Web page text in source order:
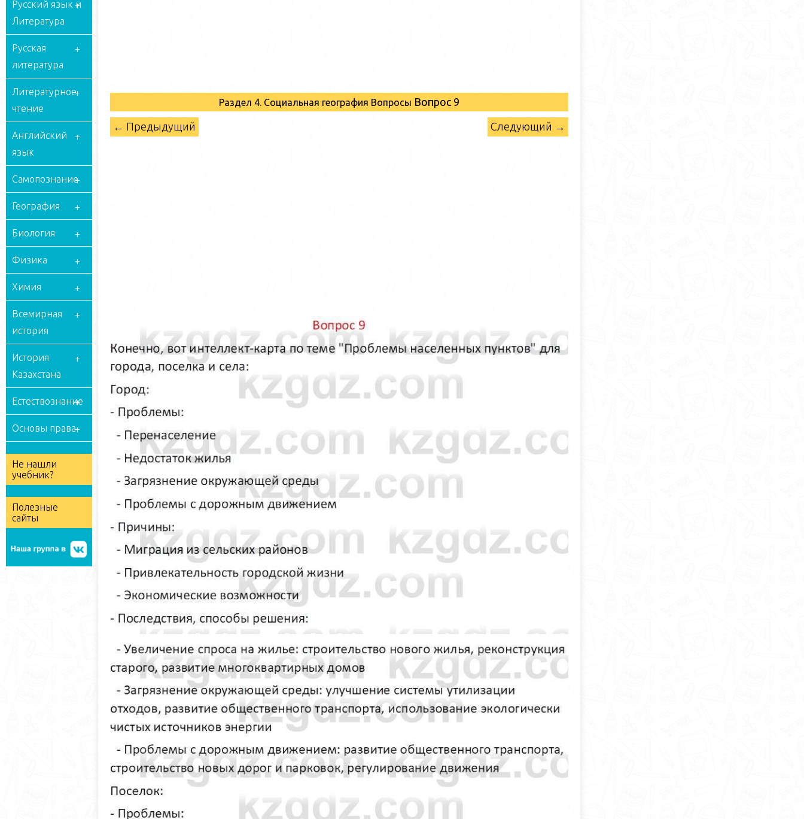
Русский язык и
Литература
Русская
литература
Литературное
чтение
Английский
язык
Самопознание
География
Биология
Физика
Химия
Всемирная
история
История
Казахстана
Естествознание
Основы права
Не нашли
учебник?
Полезные
сайты
Раздел 4. Социальная география Вопросы Вопрос 9
← Предыдущий Следующий →